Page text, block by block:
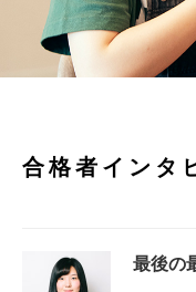
合格者インタ
最後の